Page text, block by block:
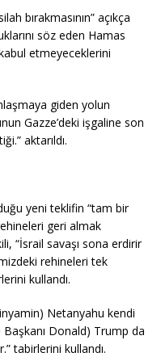
bırakmasının” açıkça
söz eden Hamas
etmeyeceklerini
giden yolun
Gazze’deki işgaline son
aktarıldı.
yeni teklifin “tam bir
geri almak
“İsrail savaşı sona erdirir
rehineleri tek
kullandı.
Netanyahu kendi
Başkanı Donald) Trump da
tabirlerini kullandı.